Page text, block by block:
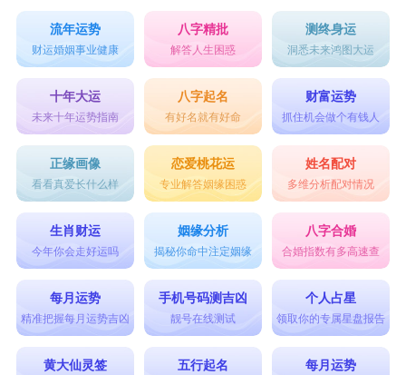
流年运势
财运婚姻事业健康
八字精批
解答人生困惑
测终身运
洞悉未来鸿图大运
十年大运
未来十年运势指南
八字起名
有好名就有好命
财富运势
抓住机会做个有钱人
正缘画像
看看真爱长什么样
恋爱桃花运
专业解答姻缘困惑
姓名配对
多维分析配对情况
生肖财运
今年你会走好运吗
姻缘分析
揭秘你命中注定姻缘
八字合婚
合婚指数有多高速查
每月运势
精准把握每月运势吉凶
手机号码测吉凶
靓号在线测试
个人占星
领取你的专属星盘报告
黄大仙灵签 五行起名 每月运势